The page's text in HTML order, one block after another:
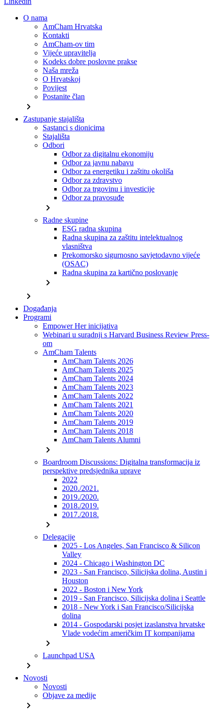
O nama
AmCham Hrvatska
Kontakti
AmCham-ov tim
Vijeće upravitelja
Kodeks dobre poslovne prakse
Naša mreža
O Hrvatskoj
Povijest
Postanite član
chevron_right
Zastupanje stajališta
Sastanci s dionicima
Stajališta
Odbori
Odbor za digitalnu ekonomiju
Odbor za javnu nabavu
Odbor za energetiku i zaštitu okoliša
Odbor za zdravstvo
Odbor za trgovinu i investicije
Odbor za pravosuđe
chevron_right
Radne skupine
ESG radna skupina
Radna skupina za zaštitu intelektualnog
vlasništva
Prekomorsko sigurnosno savjetodavno vijeće
(OSAC)
Radna skupina za kartično poslovanje
chevron_right
chevron_right
Događanja
Programi
Empower Her inicijativa
Webinari u suradnji s Harvard Business Review Press-
om
AmCham Talents
AmCham Talents 2026
AmCham Talents 2025
AmCham Talents 2024
AmCham Talents 2023
AmCham Talents 2022
AmCham Talents 2021
AmCham Talents 2020
AmCham Talents 2019
AmCham Talents 2018
AmCham Talents Alumni
chevron_right
Boardroom Discussions: Digitalna transformacija iz
perspektive predsjednika uprave
2022
2020./2021.
2019./2020.
2018./2019.
2017./2018.
chevron_right
Delegacije
2025 - Los Angeles, San Francisco & Silicon
Valley
2024 - Chicago i Washington DC
2023 - San Francisco, Silicijska dolina, Austin i
Houston
2022 - Boston i New York
2019 - San Francisco, Silicijska dolina i Seattle
2018 - New York i San Francisco/Silicijska
dolina
2014 - Gospodarski posjet izaslanstva hrvatske
Vlade vodećim američkim IT kompanijama
chevron_right
Launchpad USA
chevron_right
Novosti
Novosti
Objave za medije
chevron_right